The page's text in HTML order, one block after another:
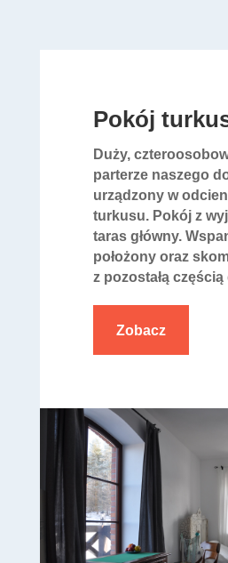
Pokój
Duży,
parterze naszego
urządzony w
turkusu. Pokój z
taras główny.
położony oraz
z pozostałą
Zobacz